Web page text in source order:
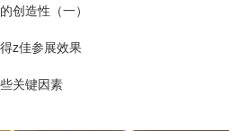
创造性（一）
z佳参展效果
关键因素